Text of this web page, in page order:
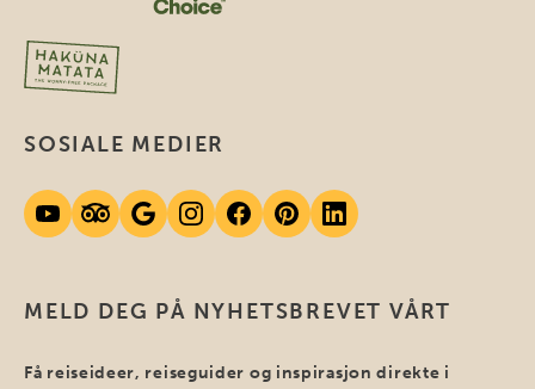
MELD DEG PÅ NYHETSBREVET VÅRT
Få reiseideer, reiseguider og inspirasjon direkte i
SOSIALE MEDIER